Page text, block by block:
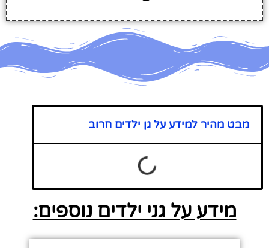
מבט מהיר למידע על גן ילדים חרוב
מידע על גני ילדים נוספים: